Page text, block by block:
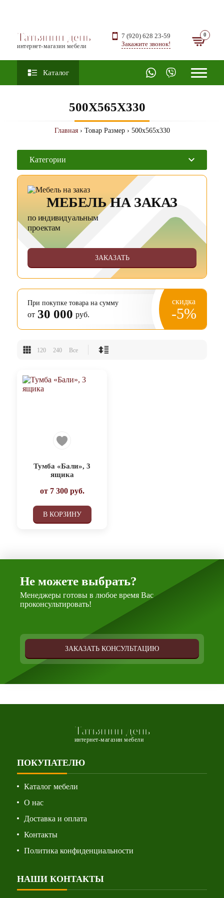
Татьянин день
интернет-магазин мебели
7 (920) 628 23-59
Закажите звонок!
Каталог
500X565X330
Главная› Товар Размер › 500x565x330
Категории
МЕБЕЛЬ НА ЗАКАЗ
по индивидуальным
проектам
ЗАКАЗАТЬ
При покупке товара на сумму
от 30 000 руб.
скидка
-5%
120 240 Все
Тумба «Бали», 3
ящика
от 7 300руб.
В КОРЗИНУ
Не можете выбрать?
Менеджеры готовы в любое время Вас
проконсультировать!
ЗАКАЗАТЬ КОНСУЛЬТАЦИЮ
Татьянин день
интернет-магазин мебели
ПОКУПАТЕЛЮ
Каталог мебели
О нас
Доставка и оплата
Контакты
Политика конфиденциальности
НАШИ КОНТАКТЫ